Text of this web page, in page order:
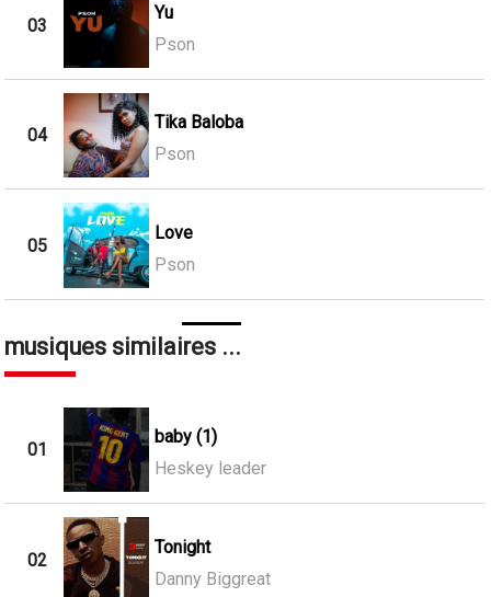
03
Yu
Pson
04
Tika Baloba
Pson
05
Love
Pson
musiques similaires ...
01
baby (1)
Heskey leader
02
Tonight
Danny Biggreat